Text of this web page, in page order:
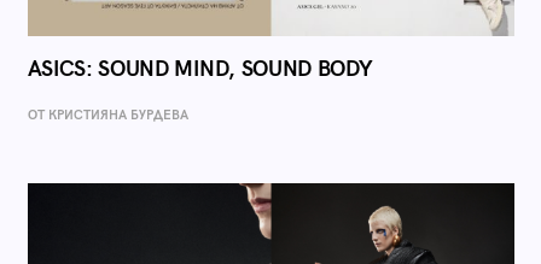
ASICS: SOUND MIND, SOUND BODY
ОТ КРИСТИЯНА БУРДЕВА